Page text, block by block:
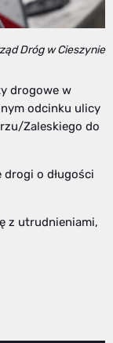
Dróg w Cieszynie
drogowe w
odcinku ulicy
Zaleskiego do
drogi o długości
z utrudnieniami,